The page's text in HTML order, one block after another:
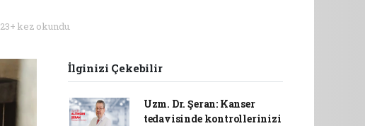
kez okundu.
İlginizi Çekebilir
Uzm. Dr. Şeran: Kanser
tedavisinde kontrollerinizi